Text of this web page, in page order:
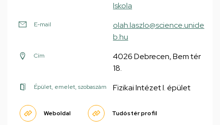
Iskola
E-mail
olah.laszlo@science.unide
b.hu
Cím
4026 Debrecen, Bem tér
18.
Épület, emelet, szobaszám Fizikai Intézet I. épület
Weboldal Tudóstér profil